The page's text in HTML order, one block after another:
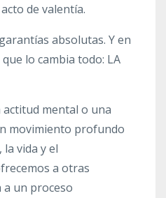
de valentía.
absolutas. Y en
lo cambia todo: LA
actitud mental o una
movimiento profundo
vida y el
a otras
a un proceso